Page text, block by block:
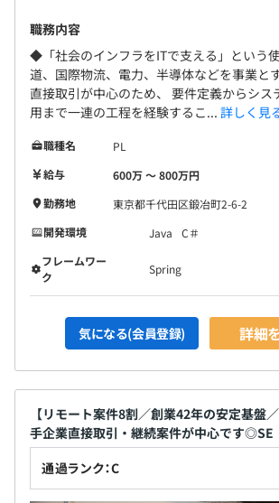
チームワークを重視しています。
LINE WORKSを活用しており、スタンプ
軽にコミュニケーションが取りやすい
【開発環境】
開発言語はJavaやC#が中心で、Python
ます。
そのほか、OracleやMicrosoftのデータベ
のクラウド技術を活用、開発手法にアジ
るなど、使用する技術は担当するお客様
て多様化していきます。
各人が描くキャリアのロードマップを尊
エンジニア96％（2025年11月時点）で
す。
職務内容
◆「社会のインフラをITで支える」という
道、国際物流、電力、半導体などを事業と
直接取引が中心のため、 要件定義からシス
用まで一連の工程を経験するこ... 詳しく見
職種名
PL
給与
600万 〜 800万円
勤務地
東京都千代田区鍛冶町2-6-2
開発環境
Java
C＃
フレームワー
ク
Spring
気になる(会員登録) 詳細
【リモート案件8割／創業42年の安定基盤
手企業直接取引・継続案件が中心です◎SE
通過ランク：C